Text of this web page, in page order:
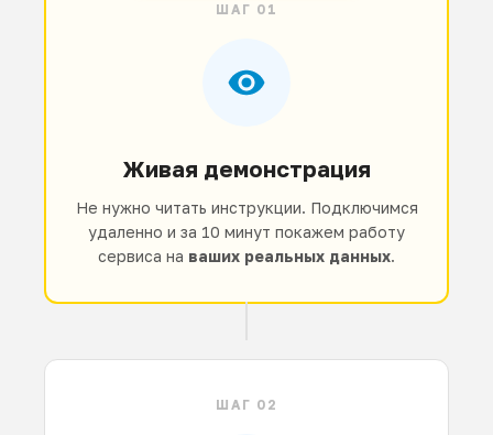
ШАГ 01
Живая демонстрация
Не нужно читать инструкции. Подключимся
удаленно и за 10 минут покажем работу
сервиса на ваших реальных данных.
ШАГ 02